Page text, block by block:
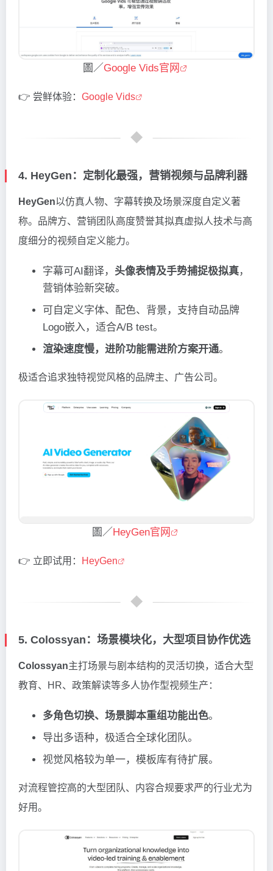
圖／Google Vids官网
👉 尝鲜体验： Google Vids
4. HeyGen：定制化最强，营销视频与品牌利器
HeyGen以仿真人物、字幕转换及场景深度自定义著
称。品牌方、营销团队高度赞誉其拟真虚拟人技术与高
度细分的视频自定义能力。
字幕可AI翻译， 头像表情及手势捕捉极拟真，
营销体验新突破。
可自定义字体、配色、背景，支持自动品牌
Logo嵌入，适合A/B test。
渲染速度慢，进阶功能需进阶方案开通。
极适合追求独特视觉风格的品牌主、广告公司。
圖／HeyGen官网
👉 立即试用： HeyGen
5. Colossyan：场景模块化，大型项目协作优选
Colossyan主打场景与剧本结构的灵活切换，适合大型
教育、HR、政策解读等多人协作型视频生产：
多角色切换、场景脚本重组功能出色。
导出多语种，极适合全球化团队。
视觉风格较为单一，模板库有待扩展。
对流程管控高的大型团队、内容合规要求严的行业尤为
好用。